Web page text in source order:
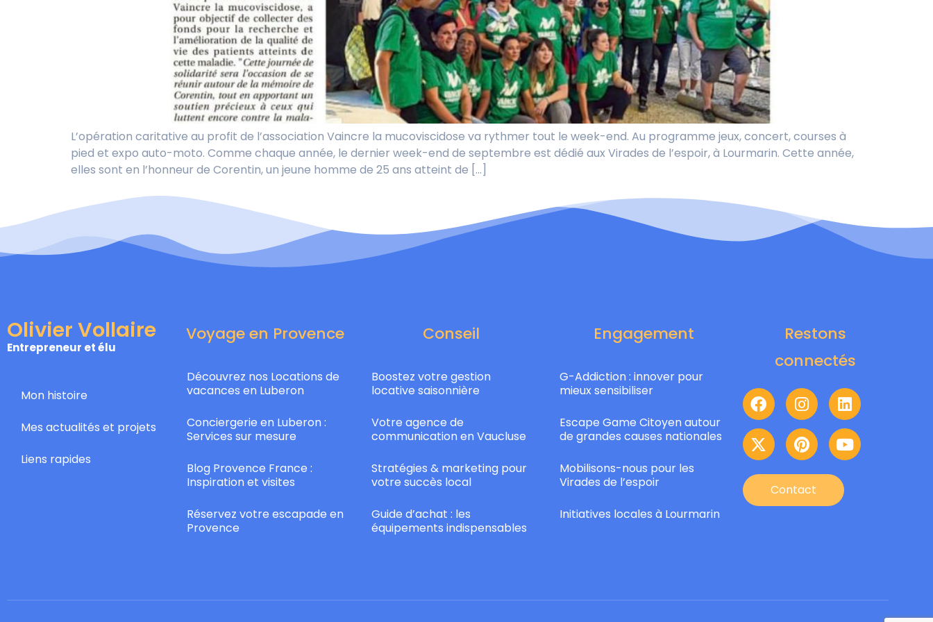
L’opération caritative au profit de l’association Vaincre la mucoviscidose va rythmer tout le week-end. Au programme jeux, concert, courses à
pied et expo auto-moto. Comme chaque année, le dernier week-end de septembre est dédié aux Virades de l’espoir, à Lourmarin. Cette année,
elles sont en l’honneur de Corentin, un jeune homme de 25 ans atteint de […]
Olivier Vollaire
Entrepreneur et élu
Mon histoire
Mes actualités et projets
Liens rapides
Voyage en Provence
Découvrez nos Locations de
vacances en Luberon
Conciergerie en Luberon :
Services sur mesure
Blog Provence France :
Inspiration et visites
Réservez votre escapade en
Provence
Conseil
Boostez votre gestion
locative saisonnière
Votre agence de
communication en Vaucluse
Stratégies & marketing pour
votre succès local
Guide d’achat : les
équipements indispensables
Engagement
G-Addiction : innover pour
mieux sensibiliser
Escape Game Citoyen autour
de grandes causes nationales
Mobilisons-nous pour les
Virades de l’espoir
Initiatives locales à Lourmarin
Restons
connectés
Contact